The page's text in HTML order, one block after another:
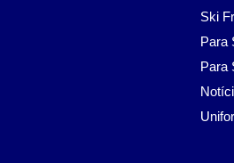
Ski
Para
Para